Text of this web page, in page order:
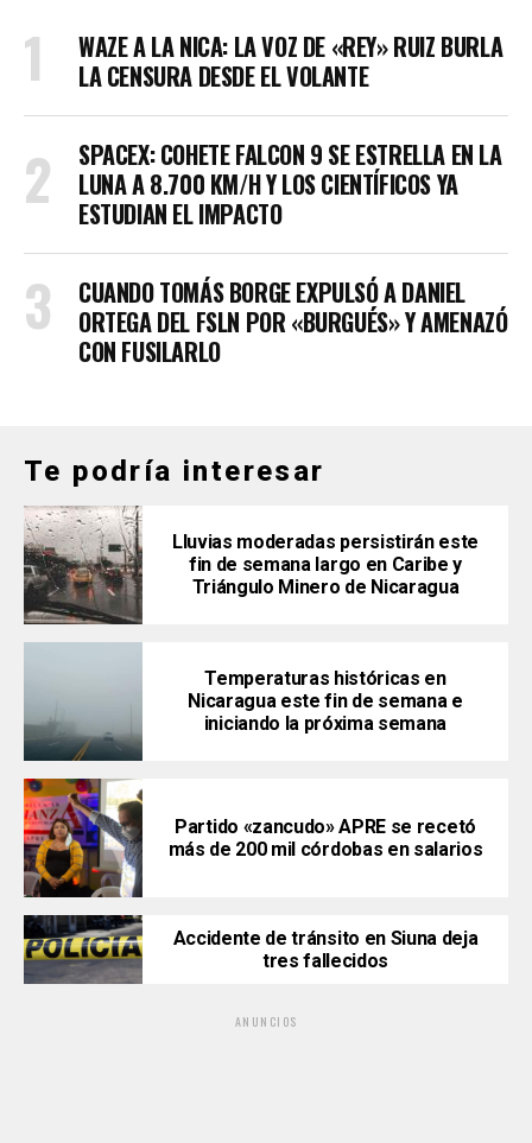
WAZE A LA NICA: LA VOZ DE «REY» RUIZ BURLA
LA CENSURA DESDE EL VOLANTE
SPACEX: COHETE FALCON 9 SE ESTRELLA EN LA
LUNA A 8.700 KM/H Y LOS CIENTÍFICOS YA
ESTUDIAN EL IMPACTO
CUANDO TOMÁS BORGE EXPULSÓ A DANIEL
ORTEGA DEL FSLN POR «BURGUÉS» Y AMENAZÓ
CON FUSILARLO
Te podría interesar
Lluvias moderadas persistirán este
fin de semana largo en Caribe y
Triángulo Minero de Nicaragua
Temperaturas históricas en
Nicaragua este fin de semana e
iniciando la próxima semana
Partido «zancudo» APRE se recetó
más de 200 mil córdobas en salarios
Accidente de tránsito en Siuna deja
tres fallecidos
ANUNCIOS